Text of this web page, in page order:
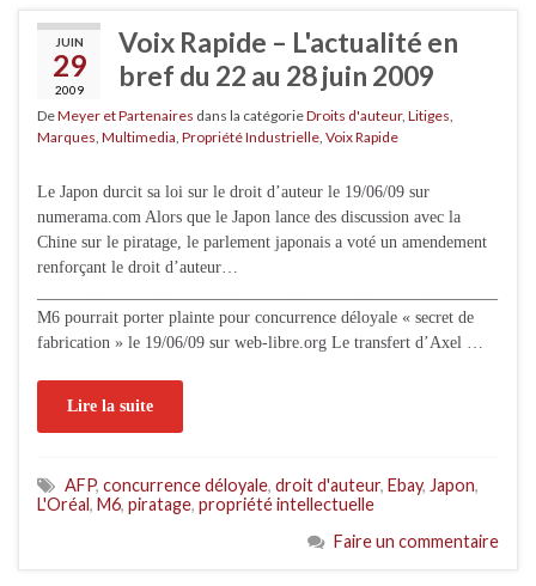
JUIN
29
2009
Voix Rapide – L'actualité en
bref du 22 au 28 juin 2009
DeMeyer et Partenaires dans la catégorieDroits d'auteur, Litiges
Marques Multimedia Propriété Industrielle Voix Rapide
Le Japon durcit sa loi sur le droit d’auteur le 19/06/09 sur
numerama.com Alors que le Japon lance des discussion avec la
Chine sur le piratage, le parlement japonais a voté un amendement
renforçant le droit d’auteur…
M6 pourrait porter plainte pour concurrence déloyale « secret de
fabrication » le 19/06/09 sur web-libre.org Le transfert d’Axel …
Lire la suite
AFP, concurrence déloyale, droit d'auteur, Ebay, Japon,
L'Oréal, M6, piratage, propriété intellectuelle
Faire un commentaire